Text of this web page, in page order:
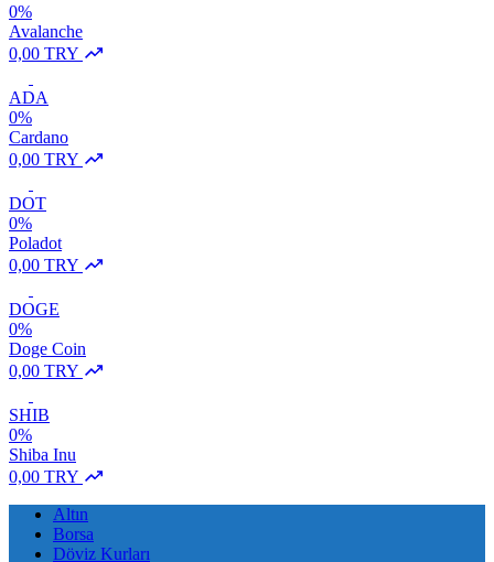
0%
Avalanche
0,00 TRY
ADA
0%
Cardano
0,00 TRY
DOT
0%
Poladot
0,00 TRY
DOGE
0%
Doge Coin
0,00 TRY
SHIB
0%
Shiba Inu
0,00 TRY
Altın
Borsa
Döviz Kurları